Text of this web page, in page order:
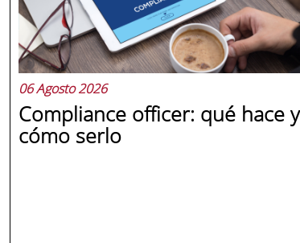
06 Agosto 2026
Compliance officer: qué hace y
cómo serlo